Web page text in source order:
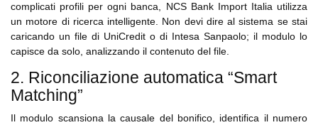
complicati profili per ogni banca, NCS Bank Import Italia utilizza
un motore di ricerca intelligente. Non devi dire al sistema se stai
caricando un file di UniCredit o di Intesa Sanpaolo; il modulo lo
capisce da solo, analizzando il contenuto del file.
2. Riconciliazione automatica “Smart
Matching”
Il modulo scansiona la causale del bonifico, identifica il numero